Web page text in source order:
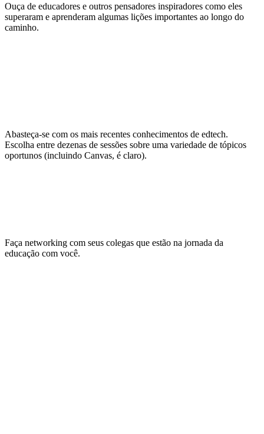
Ouça de educadores e outros pensadores inspiradores como eles
superaram e aprenderam algumas lições importantes ao longo do
caminho.
Abasteça-se com os mais recentes conhecimentos de edtech.
Escolha entre dezenas de sessões sobre uma variedade de tópicos
oportunos (incluindo Canvas, é claro).
Faça networking com seus colegas que estão na jornada da
educação com você.